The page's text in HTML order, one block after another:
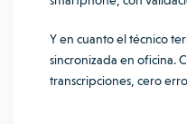
Y en cuanto el técnico
sincronizada en oficina.
transcripciones, cero